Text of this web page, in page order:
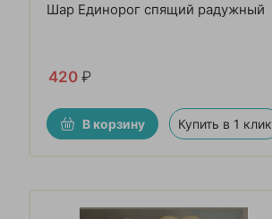
Шар Единорог спящий радужный
420 ₽
В корзину Купить в 1 клик